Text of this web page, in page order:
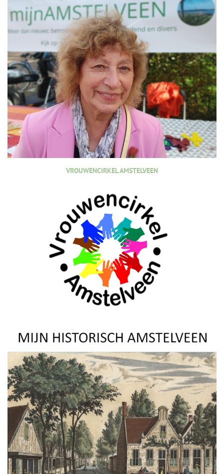
VROUWENCIRKEL AMSTELVEEN